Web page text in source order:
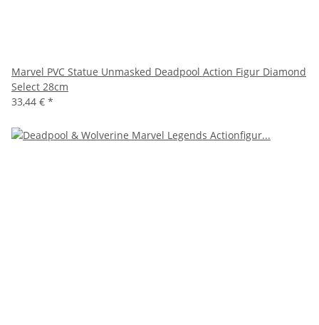
Marvel PVC Statue Unmasked Deadpool Action Figur Diamond
Select 28cm
33,44 € *